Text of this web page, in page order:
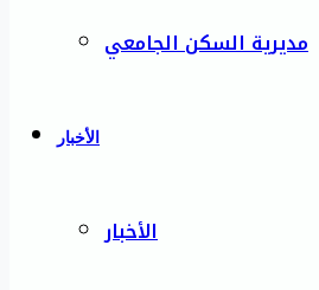
مديرية السكن الجامعي
الأخبار
الأخبار